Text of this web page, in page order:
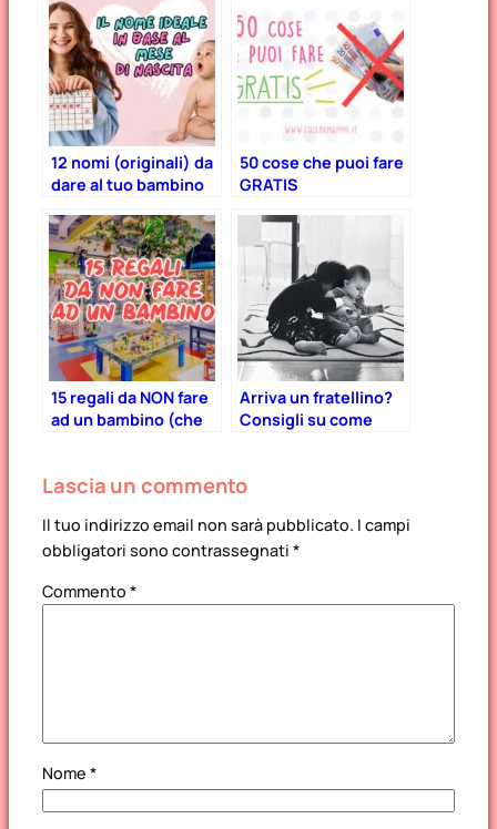
12 nomi (originali) da
dare al tuo bambino
nascita!
50 cose che puoi fare
GRATIS
15 regali da NON fare
ad un bambino (che
Arriva un fratellino?
Consigli su come
primo giorno
Lascia un commento
Il tuo indirizzo email non sarà pubblicato. I campi
obbligatori sono contrassegnati *
Commento *
Nome *